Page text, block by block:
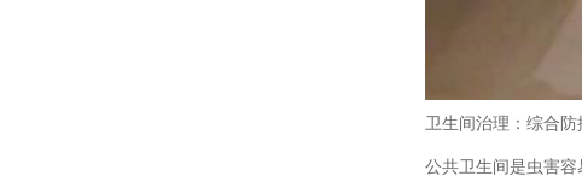
卫生间治理：综合防
公共卫生间是虫害